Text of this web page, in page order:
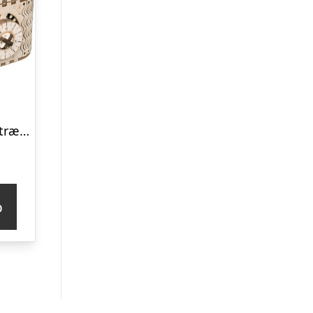
3D skattekiste i træ med kode og nøgle fra Rokrâ¢ (LK502)